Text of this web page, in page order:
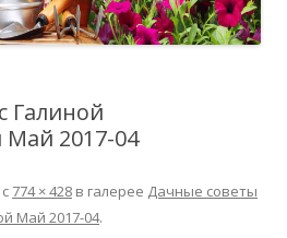
Галиной
Май 2017-04
с 774 × 428 в галерее Дачные советы
Май 2017-04.